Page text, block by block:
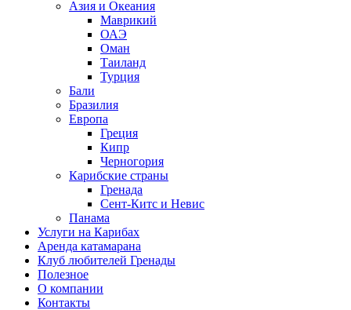
Азия и Океания
Маврикий
ОАЭ
Оман
Таиланд
Турция
Бали
Бразилия
Европа
Греция
Кипр
Черногория
Карибские страны
Гренада
Сент-Китс и Невис
Панама
Услуги на Карибах
Аренда катамарана
Клуб любителей Гренады
Полезное
О компании
Контакты